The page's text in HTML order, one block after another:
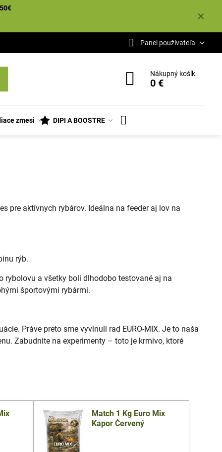
✕
Panel používateľa
Nákupný košík
0 €
zmesi DIPI A BOOSTRE
pre aktívnych rybárov. Ideálna na feeder aj lov na
rýb.
a všetky boli dlhodobo testované aj na
športovými rybármi.
Práve preto sme vyvinuli rad EURO-MIX. Je to naša
Zabudnite na experimenty – toto je krmivo, ktoré
Match 1 Kg Euro Mix
Kapor Červený